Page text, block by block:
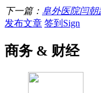
下一篇： 阜外医院闫朝
发布文章 签到Sign
商务 & 财经